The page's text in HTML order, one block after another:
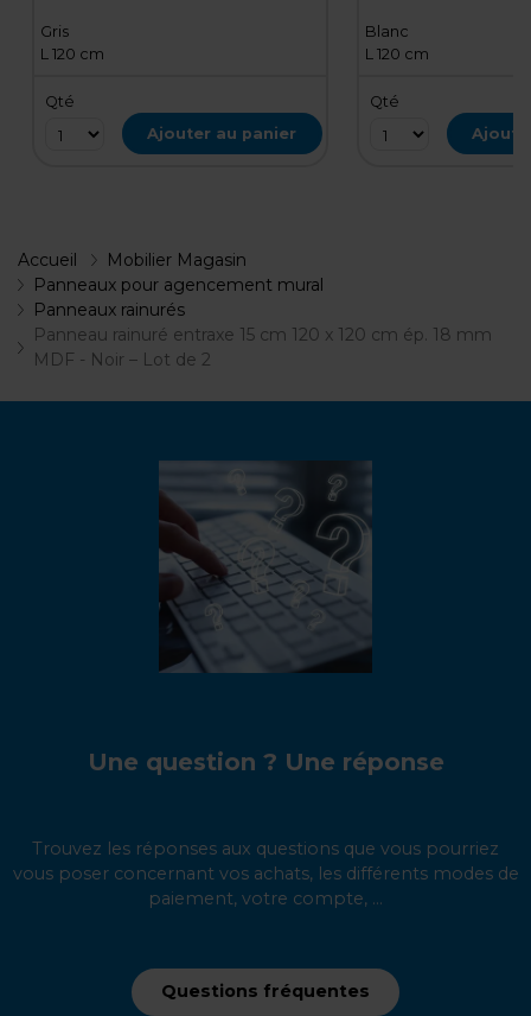
Gris
L 120 cm
Qté
Ajouter au panier
Blanc
L 120 cm
Qté
Accueil
Mobilier Magasin
Panneaux pour agencement mural
Panneaux rainurés
Panneau rainuré entraxe 15 cm 120 x 120 cm ép. 18 mm
MDF - Noir – Lot de 2
Une question ? Une réponse
Trouvez les réponses aux questions que vous pourriez
vous poser concernant vos achats, les différents modes de
paiement, votre compte, ...
Questions fréquentes